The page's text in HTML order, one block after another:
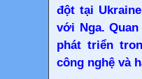
đột tại
với Nga.
phát triển
công nghệ và